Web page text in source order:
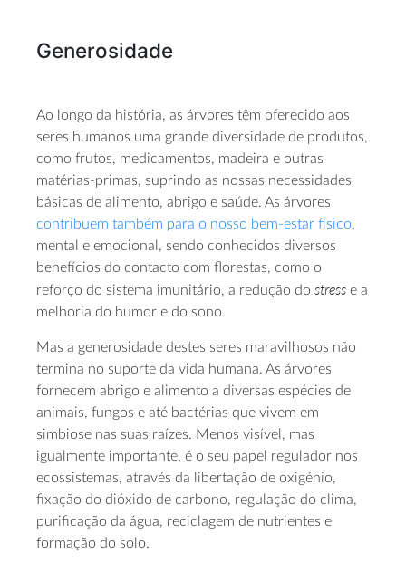
Generosidade
Ao longo da história, as árvores têm oferecido aos
seres humanos uma grande diversidade de produtos,
como frutos, medicamentos, madeira e outras
matérias-primas, suprindo as nossas necessidades
básicas de alimento, abrigo e saúde. As árvores
contribuem também para o nosso bem-estar físico,
mental e emocional, sendo conhecidos diversos
benefícios do contacto com florestas, como o
reforço do sistema imunitário, a redução do stress e a
melhoria do humor e do sono.
Mas a generosidade destes seres maravilhosos não
termina no suporte da vida humana. As árvores
fornecem abrigo e alimento a diversas espécies de
animais, fungos e até bactérias que vivem em
simbiose nas suas raízes. Menos visível, mas
igualmente importante, é o seu papel regulador nos
ecossistemas, através da libertação de oxigénio,
fixação do dióxido de carbono, regulação do clima,
purificação da água, reciclagem de nutrientes e
formação do solo.